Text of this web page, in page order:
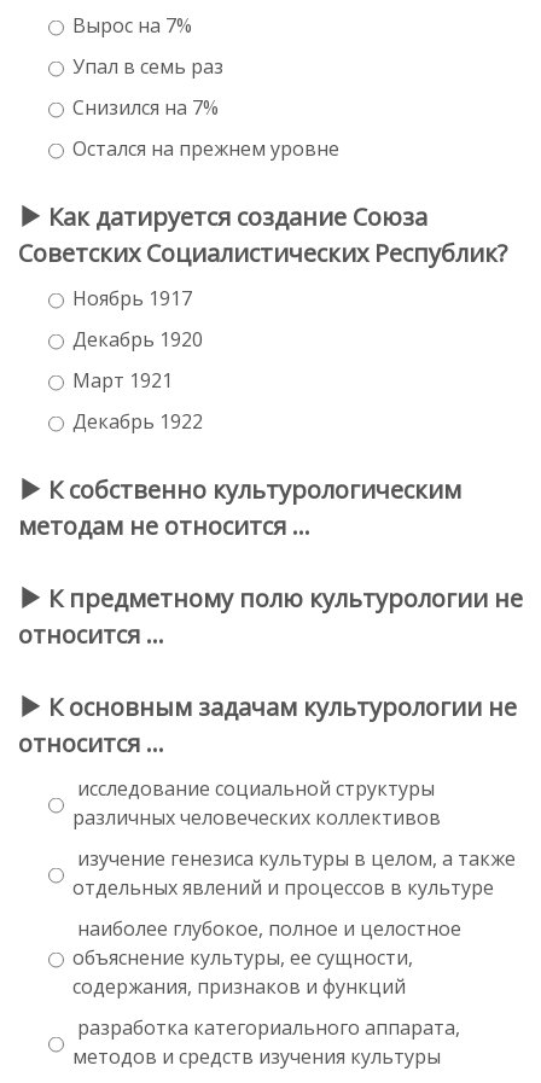
Вырос на 7%
Упал в семь раз
Снизился на 7%
Остался на прежнем уровне
Как датируется создание Союза
Советских Социалистических Республик?
Ноябрь 1917
Декабрь 1920
Март 1921
Декабрь 1922
К собственно культурологическим
методам не относится …
К предметному полю культурологии не
относится …
К основным задачам культурологии не
относится …
исследование социальной структуры
различных человеческих коллективов
изучение генезиса культуры в целом, а также
отдельных явлений и процессов в культуре
наиболее глубокое, полное и целостное
объяснение культуры, ее сущности,
содержания, признаков и функций
разработка категориального аппарата,
методов и средств изучения культуры